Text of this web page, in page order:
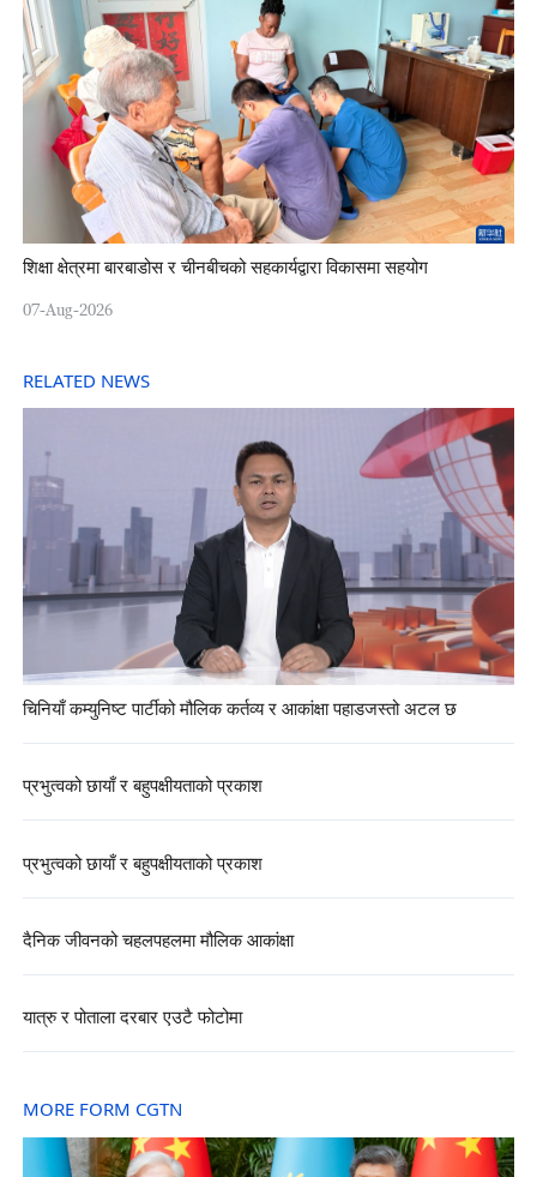
शिक्षा क्षेत्रमा बारबाडोस र चीनबीचको सहकार्यद्वारा विकासमा सहयोग
07-Aug-2026
RELATED NEWS
चिनियाँ कम्युनिष्ट पार्टीको मौलिक कर्तव्य र आकांक्षा पहाडजस्तो अटल छ
प्रभुत्वको छायाँ र बहुपक्षीयताको प्रकाश
प्रभुत्वको छायाँ र बहुपक्षीयताको प्रकाश
दैनिक जीवनको चहलपहलमा मौलिक आकांक्षा
यात्रु र पोताला दरबार एउटै फोटोमा
MORE FORM CGTN